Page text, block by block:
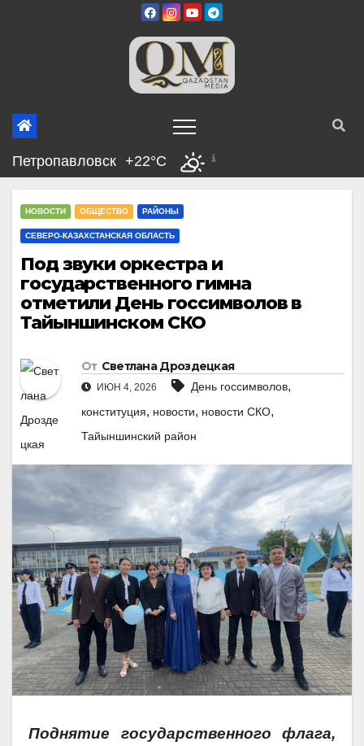
Петропавловск +22°C
НОВОСТИ ОБЩЕСТВО РАЙОНЫ
СЕВЕРО-КАЗАХСТАНСКАЯ ОБЛАСТЬ
Под звуки оркестра и
государственного гимна
отметили День госсимволов в
Тайыншинском СКО
От Светлана Дроздецкая
ИЮН 4, 2026 День госсимволов,
конституция, новости, новости СКО,
Тайыншинский район
Поднятие государственного флага,